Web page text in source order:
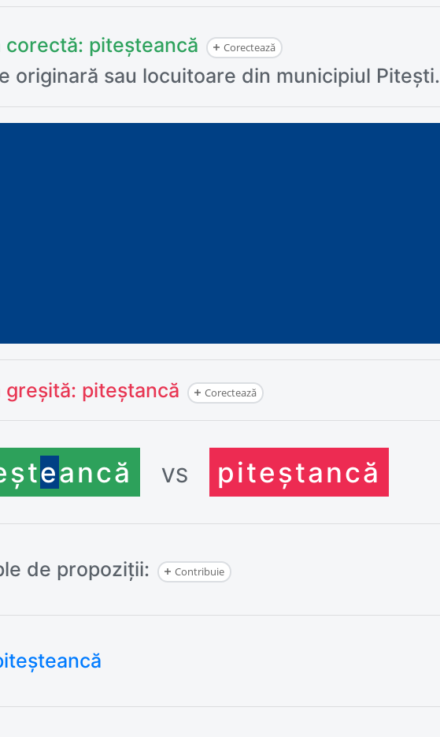
corectă: piteșteancă Corectează
originară sau locuitoare din municipiul Pitești.
greșită: piteștancă Corectează
eancă VS piteștancă
de propoziții: Contribuie